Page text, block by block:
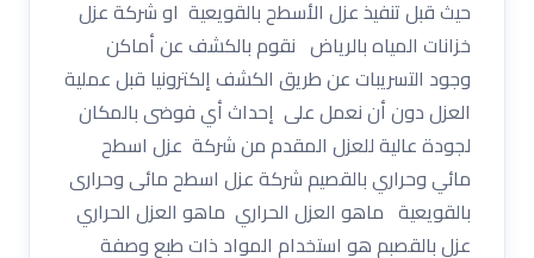
حيث قبل تنفيذ عزل الأسطح بالقويعية او شركة عزل
خزانات المياه بالرياض نقوم بالكشف عن أماكن
وجود التسريبات عن طريق الكشف إلكترونيا قبل عملية
العزل دون أن نعمل على إحداث أي فوضى بالمكان
لجودة عالية للعزل المقدم من شركة عزل اسطح
مائي وحراري بالقصيم شركة عزل اسطح مائى وحرارى
بالقويعية ماهو العزل الحراري ماهو العزل الحراري
عزل بالقصبم هو استخدام المواد ذات طبع وصفة